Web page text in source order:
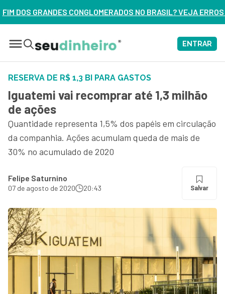
NO BRASIL? VEJA ERROS DE 3 DELES – ASSISTA
ENTRAR
RESERVA DE R$ 1,3 BI PARA GASTOS
Iguatemi vai recomprar até 1,3 milhão
de ações
Quantidade representa 1,5% dos papéis em circulação
da companhia. Ações acumulam queda de mais de
30% no acumulado de 2020
Felipe Saturnino
07 de agosto de 2020 20:43 Salvar